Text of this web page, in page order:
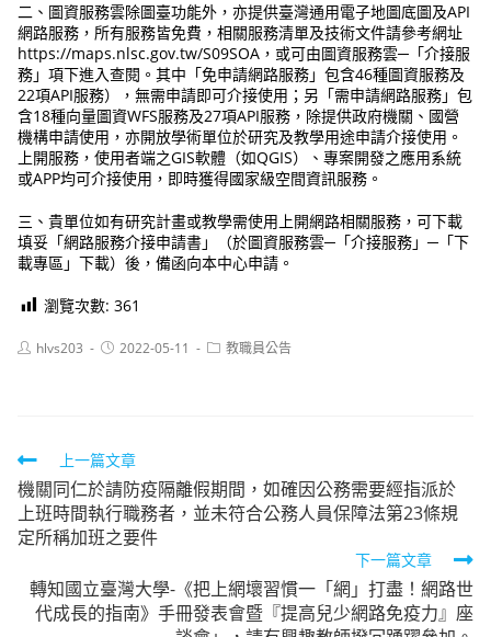
二、圖資服務雲除圖臺功能外，亦提供臺灣通用電子地圖底圖及API
網路服務，所有服務皆免費，相關服務清單及技術文件請參考網址
https://maps.nlsc.gov.tw/S09SOA，或可由圖資服務雲─「介接服
務」項下進入查閱。其中「免申請網路服務」包含46種圖資服務及
22項API服務），無需申請即可介接使用；另「需申請網路服務」包
含18種向量圖資WFS服務及27項API服務，除提供政府機關、國營
機構申請使用，亦開放學術單位於研究及教學用途申請介接使用。
上開服務，使用者端之GIS軟體（如QGIS）、專案開發之應用系統
或APP均可介接使用，即時獲得國家級空間資訊服務。
三、貴單位如有研究計畫或教學需使用上開網路相關服務，可下載
填妥「網路服務介接申請書」（於圖資服務雲─「介接服務」─「下
載專區」下載）後，備函向本中心申請。
瀏覽次數: 361
Posthlvs203
Post2022-05-11
Post教職員公告
Read
more
articles
上一篇文章
機關同仁於請防疫隔離假期間，如確因公務需要經指派於
上班時間執行職務者，並未符合公務人員保障法第23條規
定所稱加班之要件
下一篇文章
轉知國立臺灣大學-《把上網壞習慣一「網」打盡！網路世
代成長的指南》手冊發表會暨『提高兒少網路免疫力』座